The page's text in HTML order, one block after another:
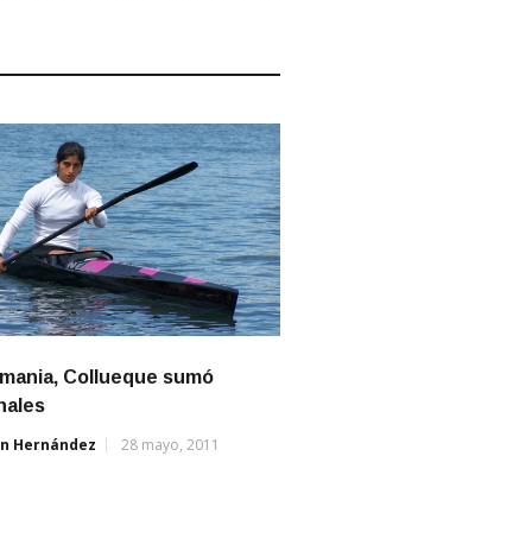
Collueque sumó
Hernández
28 mayo, 2011